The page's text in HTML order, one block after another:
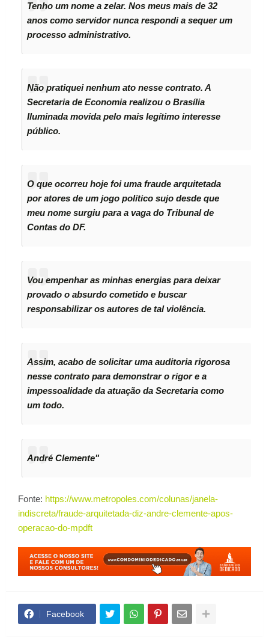
Tenho um nome a zelar. Nos meus mais de 32
anos como servidor nunca respondi a sequer um
processo administrativo.
Não pratiquei nenhum ato nesse contrato. A
Secretaria de Economia realizou o Brasília
Iluminada movida pelo mais legítimo interesse
público.
O que ocorreu hoje foi uma fraude arquitetada
por atores de um jogo político sujo desde que
meu nome surgiu para a vaga do Tribunal de
Contas do DF.
Vou empenhar as minhas energias para deixar
provado o absurdo cometido e buscar
responsabilizar os autores de tal violência.
Assim, acabo de solicitar uma auditoria rigorosa
nesse contrato para demonstrar o rigor e a
impessoalidade da atuação da Secretaria como
um todo.
André Clemente"
Fonte: https://www.metropoles.com/colunas/janela-
indiscreta/fraude-arquitetada-diz-andre-clemente-apos-
operacao-do-mpdft
Facebook